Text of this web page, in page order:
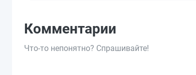
Комментарии
Что-то непонятно? Спрашивайте!